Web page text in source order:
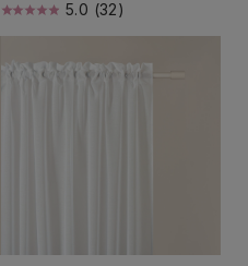
5.0 (32)